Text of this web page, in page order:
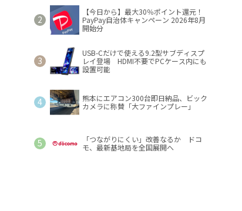
【今日から】最大30％ポイント還元！
PayPay自治体キャンペーン 2026年8月
開始分
USB-Cだけで使える9.2型サブディスプ
レイ登場 HDMI不要でPCケース内にも
設置可能
熊本にエアコン300台即日納品、ビック
カメラに称賛「大ファインプレー」
「つながりにくい」改善なるか ドコ
モ、最新基地局を全国展開へ